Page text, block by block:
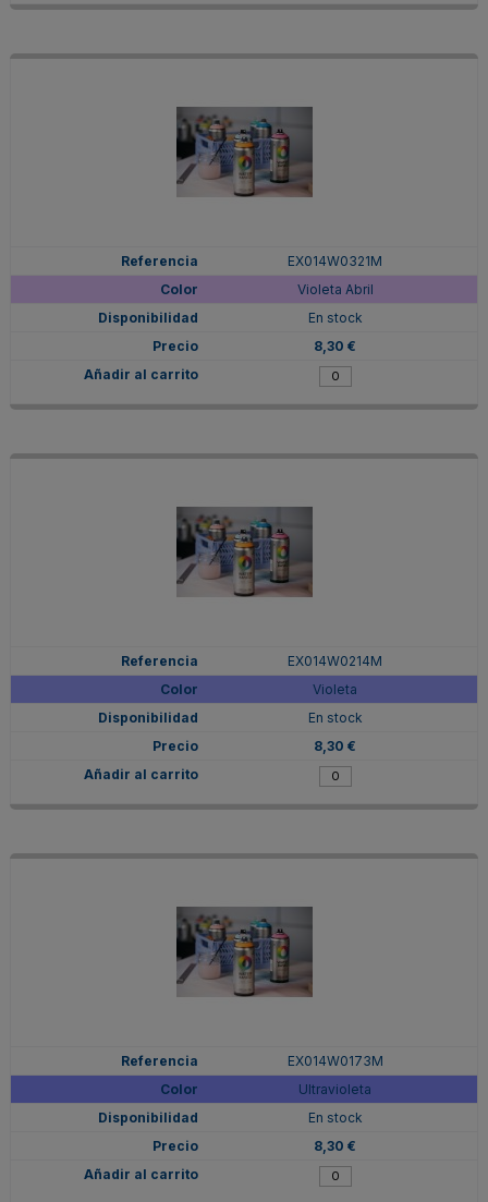
EX014W0321M
Violeta Abril
En stock
8,30 €
EX014W0214M
Violeta
En stock
8,30 €
EX014W0173M
Ultravioleta
En stock
8,30 €